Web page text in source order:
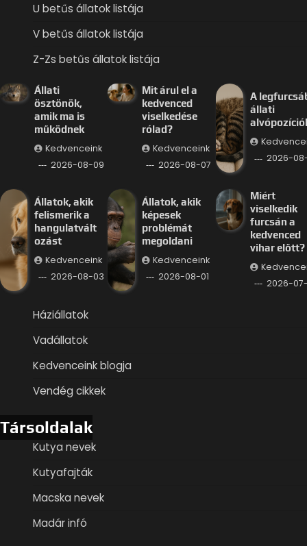
U betűs állatok listája
V betűs állatok listája
Z-Zs betűs állatok listája
Állati
ösztönök,
amik ma is
működnek
Kedvenceink
2026-08-09
Mit árul el a
kedvenced
viselkedése
rólad?
Kedvenceink
2026-08-07
A
állati
2026-
Állatok, akik
felismerik a
hangulatvált
ozást
Kedvenceink
2026-08-03
Állatok, akik
képesek
problémát
megoldani
Kedvenceink
2026-08-01
Miért
viselkedik
furcsán a
kedvenced
vihar előtt?
2026-
Háziállatok
Vadállatok
Kedvenceink blogja
Vendég cikkek
Társoldalak
Kutya nevek
Kutyafajták
Macska nevek
Madár infó